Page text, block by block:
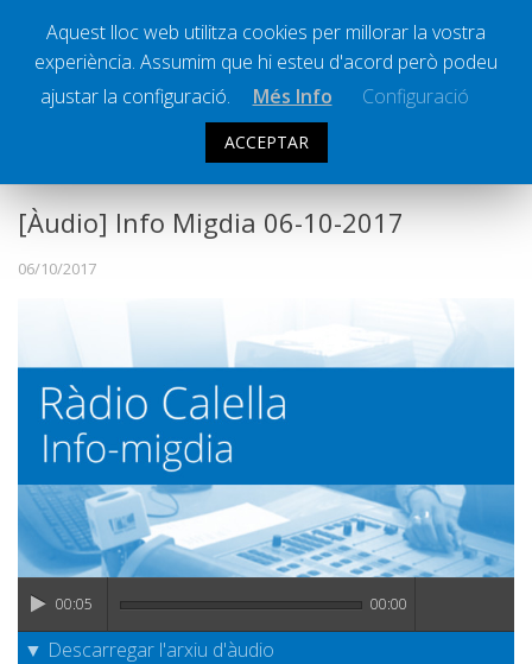
Societat
Successos
La Banqueta
Transmissions Esportives
Pòdcasts
Vídeos
Graella
Publicitat
Ràdio Calella Televisió
[Àudio] Info Migdia 06-10-2017
06/10/2017
00:05 00:00
▼ Descarregar l'arxiu d'àudio
Aquest lloc web utilitza cookies per millorar la vostra
experiència. Assumim que hi esteu d'acord però podeu
ajustar la configuració.
Més Info Configuració
ACCEPTAR